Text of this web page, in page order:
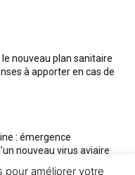
nouveau plan sanitaire
à apporter en cas de
: émergence
nouveau virus aviaire
pour améliorer votre